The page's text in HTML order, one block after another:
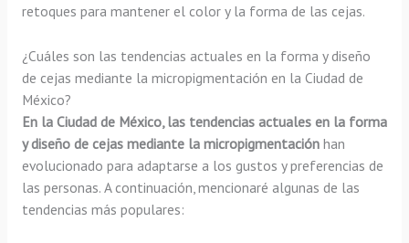
retoques para mantener el color y la forma de las cejas.
¿Cuáles son las tendencias actuales en la forma y diseño
de cejas mediante la micropigmentación en la Ciudad de
México?
En la Ciudad de México, las tendencias actuales en la forma
y diseño de cejas mediante la micropigmentaciónhan
evolucionado para adaptarse a los gustos y preferencias de
las personas. A continuación, mencionaré algunas de las
tendencias más populares: